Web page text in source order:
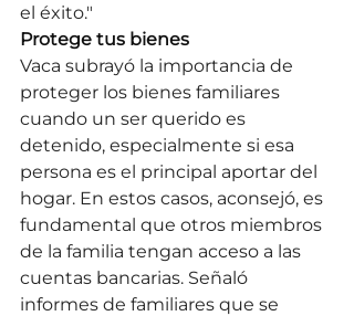
el éxito."
Protege tus bienes
Vaca subrayó la importancia de
proteger los bienes familiares
cuando un ser querido es
detenido, especialmente si esa
persona es el principal aportar del
hogar. En estos casos, aconsejó, es
fundamental que otros miembros
de la familia tengan acceso a las
cuentas bancarias. Señaló
informes de familiares que se